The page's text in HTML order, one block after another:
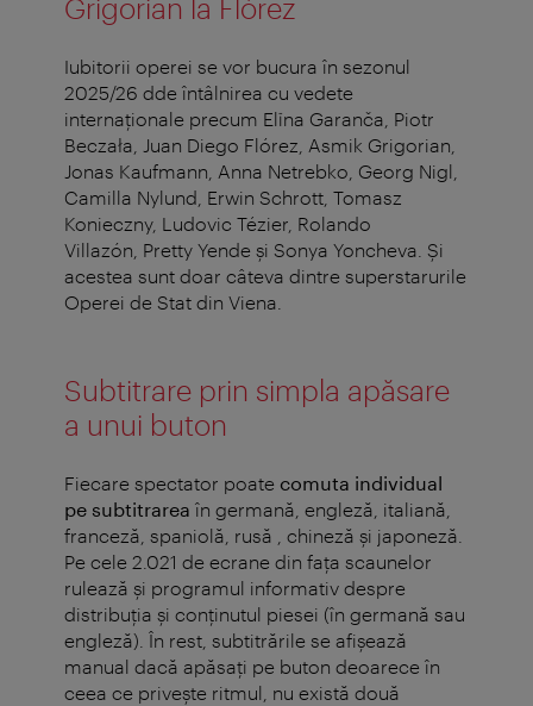
Grigorian la Flórez
Iubitorii operei se vor bucura în sezonul
2025/26 dde întâlnirea cu vedete
internaționale precum Elīna Garanča, Piotr
Beczała, Juan Diego Flórez, Asmik Grigorian,
Jonas Kaufmann, Anna Netrebko, Georg Nigl,
Camilla Nylund, Erwin Schrott, Tomasz
Konieczny, Ludovic Tézier, Rolando
Villazón, Pretty Yende și Sonya Yoncheva. Și
acestea sunt doar câteva dintre superstarurile
Operei de Stat din Viena.
Subtitrare prin simpla apăsare
a unui buton
Fiecare spectator poate comuta individual
pe subtitrarea în germană, engleză, italiană,
franceză, spaniolă, rusă , chineză şi japoneză.
Pe cele 2.021 de ecrane din faţa scaunelor
rulează şi programul informativ despre
distribuţia şi conţinutul piesei (în germană sau
engleză). În rest, subtitrările se afişează
manual dacă apăsaţi pe buton deoarece în
ceea ce priveşte ritmul, nu există două